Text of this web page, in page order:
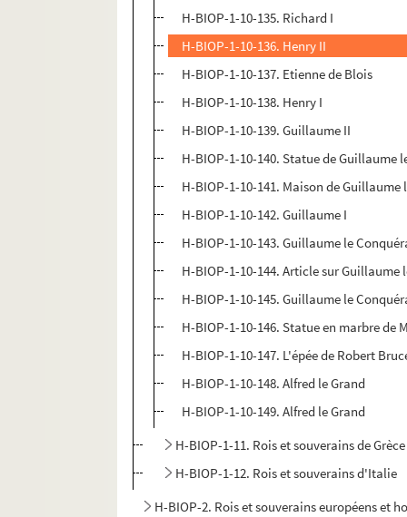
H-BIOP-1-10-135. Richard I
H-BIOP-1-10-136. Henry II
H-BIOP-1-10-137. Etienne de Blois
H-BIOP-1-10-138. Henry I
H-BIOP-1-10-139. Guillaume II
H-BIOP-1-10-140. Statue de Guillaume
H-BIOP-1-10-141. Maison de
H-BIOP-1-10-142. Guillaume I
H-BIOP-1-10-143. Guillaume le
H-BIOP-1-10-144. Article sur Guillaume
H-BIOP-1-10-145. Guillaume le
H-BIOP-1-10-146. Statue en marbre de
H-BIOP-1-10-147. L'épée de Robert
H-BIOP-1-10-148. Alfred le Grand
H-BIOP-1-10-149. Alfred le Grand
H-BIOP-1-11. Rois et souverains de Grèce
H-BIOP-1-12. Rois et souverains d'Italie
H-BIOP-2. Rois et souverains européens et